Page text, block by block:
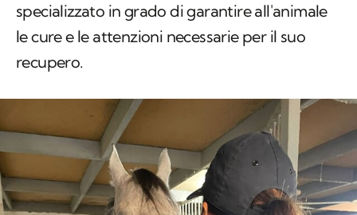
specializzato in grado di garantire all'animale
le cure e le attenzioni necessarie per il suo
recupero.